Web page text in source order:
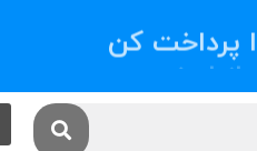
پرداخت کن